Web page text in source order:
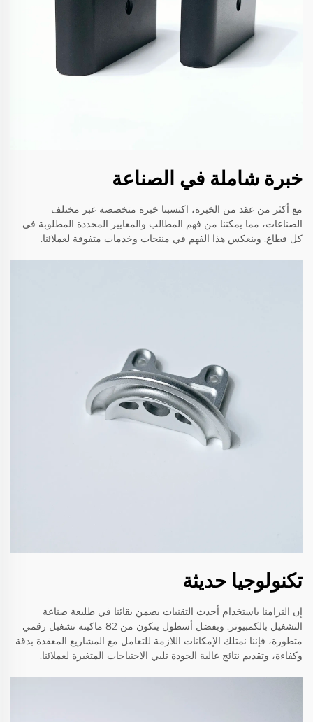
خبرة شاملة في الصناعة
مع أكثر من عقد من الخبرة، اكتسبنا خبرة متخصصة عبر مختلف
الصناعات، مما يمكننا من فهم المطالب والمعايير المحددة المطلوبة في
كل قطاع. وينعكس هذا الفهم في منتجات وخدمات متفوقة لعملائنا.
تكنولوجيا حديثة
إن التزامنا باستخدام أحدث التقنيات يضمن بقائنا في طليعة صناعة
التشغيل بالكمبيوتر. وبفضل أسطول يتكون من 82 ماكينة تشغيل رقمي
متطورة، فإننا نمتلك الإمكانات اللازمة للتعامل مع المشاريع المعقدة بدقة
وكفاءة، وتقديم نتائج عالية الجودة تلبي الاحتياجات المتغيرة لعملائنا.